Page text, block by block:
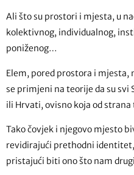
Ali što su prostori i mjesta, u
kolektivnog, individualnog,
poniženog…
Elem, pored prostora i mjesta,
se primjeni na teorije da su svi
ili Hrvati, ovisno koja od
Tako čovjek i njegovo mjesto
revidirajući prethodni
pristajući biti ono što nam